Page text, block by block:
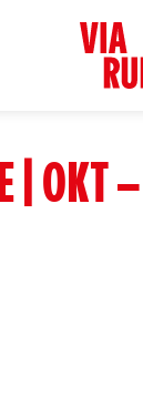
| OKT –